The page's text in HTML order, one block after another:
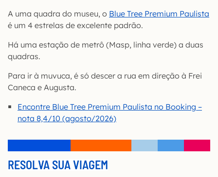
A uma quadra do museu, o Blue Tree Premium Paulista
é um 4 estrelas de excelente padrão.
Há uma estação de metrô (Masp, linha verde) a duas
quadras.
Para ir à muvuca, é só descer a rua em direção à Frei
Caneca e Augusta.
Encontre Blue Tree Premium Paulista no Booking –
nota 8,4/10 (agosto/2026)
RESOLVA SUA VIAGEM